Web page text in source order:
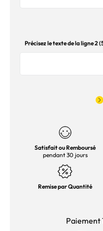
Précisez le texte de la ligne 2
Satisfait ou Remboursé
pendant 30 jours
Remise par Quantité
Paiement